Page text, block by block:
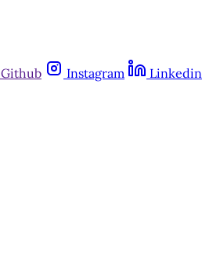
Github Instagram Linkedin